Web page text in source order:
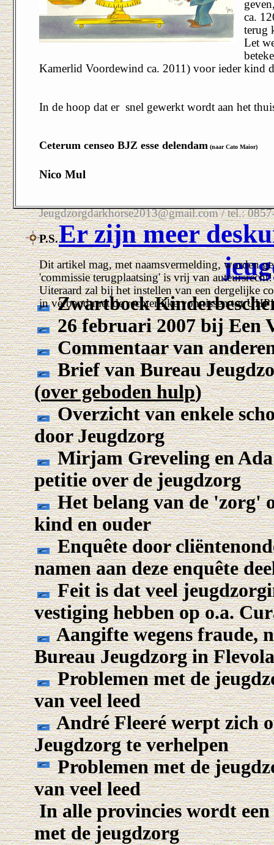
ca.
terug
Let
Kamerlid Voordewind ca. 2011) voor ieder kind
In de hoop dat er snel gewerkt wordt aan het
Ceterum censeo BJZ esse delendam (naar Cato Maior)
Nico Mul
Jeugdzorgdarkhorse2013@gmail.com / tel.:
P.S.
Dit artikel mag, met naamsvermelding, worden
'commissie terugplaatsing' is vrij van auteursrecht!
Uiteraard zal bij het instellen van een dergelijke
in verband met de rechterlijke vonnissen tot UHP!
Er zijn meer
Zwartboek
26 februari 2007 bij Een
Commentaar van
Brief van Bureau
(over geboden hulp)
Overzicht van enkele
door Jeugdzorg
Mirjam Greveling en Ada
petitie over de jeugdzorg
Het belang van de 'zorg'
kind en ouder
Enquête door
namen aan deze enquête
Feit is dat veel
vestiging hebben op o.a.
Aangifte wegens fraude,
Bureau Jeugdzorg in
Problemen met de
van veel leed
André Fleeré werpt zich
Jeugdzorg te verhelpen
Problemen met de
van veel leed
In alle provincies wordt
met de jeugdzorg